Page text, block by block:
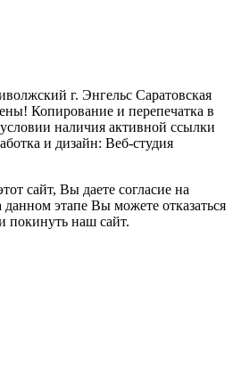
г. Энгельс Саратовская
Копирование и перепечатка в
наличия активной ссылки
и дизайн: Веб-студия
сайт, Вы даете согласие на
этапе Вы можете отказаться
покинуть наш сайт.